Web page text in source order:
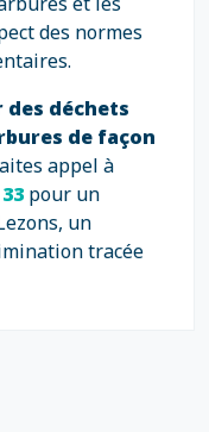
des normes
des déchets
de façon
appel à
pour un
un
tracée